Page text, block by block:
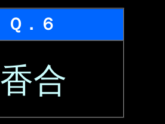
Ｑ．６
香合